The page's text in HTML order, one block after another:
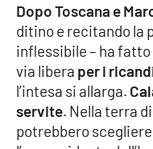
Società
Sport
RUBRICHE
Dopo Toscana e
ditino e recitando la
inflessibile – ha
via libera per i
l’intesa si allarga.
servite. Nella terra
potrebbero